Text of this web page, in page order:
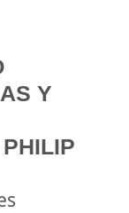
Y